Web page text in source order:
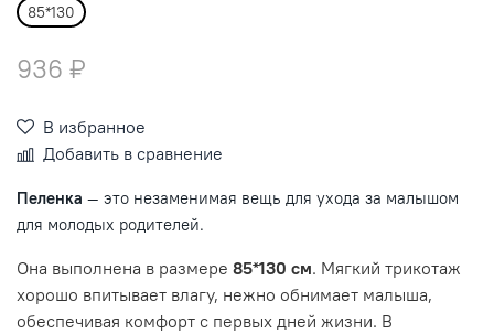
85*130
936 ₽
В избранное
Добавить в сравнение
Пеленка — это незаменимая вещь для ухода за малышом
для молодых родителей.
Она выполнена в размере 85*130 см. Мягкий трикотаж
хорошо впитывает влагу, нежно обнимает малыша,
обеспечивая комфорт с первых дней жизни. В